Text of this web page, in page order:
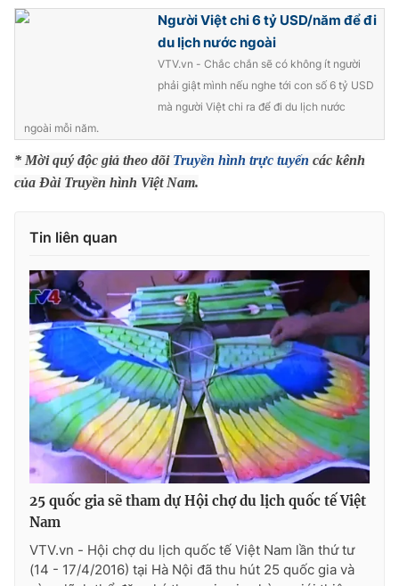
Giao lưu trực tuyến
Chuyên mục khác
Emagazine Podcast
Video Shorts video
VTV Money VTV Thể thao
VTV Sức khoẻ Bất động sản
Thị trường 24h Tấm lòng Việt
VTV4 Vươn mình bằng AI
VTV9
Liên hệ tòa soạn English
Người Việt chi 6 tỷ USD/năm để đi
du lịch nước ngoài
VTV.vn - Chắc chắn sẽ có không ít người
phải giật mình nếu nghe tới con số 6 tỷ USD
mà người Việt chi ra để đi du lịch nước
ngoài mỗi năm.
* Mời quý độc giả theo dõi Truyền hình trực tuyến các kênh
của Đài Truyền hình Việt Nam.
Tin liên quan
25 quốc gia sẽ tham dự Hội chợ du lịch quốc tế Việt
Nam
VTV.vn - Hội chợ du lịch quốc tế Việt Nam lần thứ tư
(14 - 17/4/2016) tại Hà Nội đã thu hút 25 quốc gia và